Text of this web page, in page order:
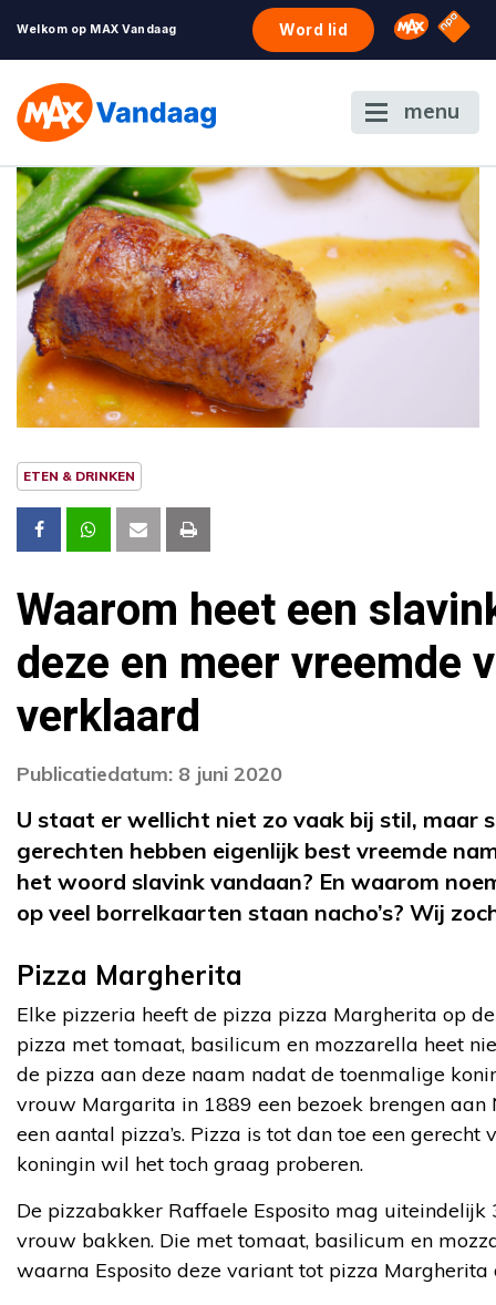
Welkom op MAX Vandaag Word lid Omroep
NPO
menu
ETEN & DRINKEN
Waarom heet een
deze en meer vreemde
verklaard
Publicatiedatum: 8 juni 2020
U staat er wellicht niet zo vaak bij stil, maar
gerechten hebben eigenlijk best vreemde
het woord slavink vandaan? En waarom
op veel borrelkaarten staan nacho’s? Wij
Pizza Margherita
Elke pizzeria heeft de pizza pizza Margherita op
pizza met tomaat, basilicum en mozzarella heet
de pizza aan deze naam nadat de toenmalige
vrouw Margarita in 1889 een bezoek brengen aan
een aantal pizza’s. Pizza is tot dan toe een
koningin wil het toch graag proberen.
De pizzabakker Raffaele Esposito mag uiteindelijk
vrouw bakken. Die met tomaat, basilicum en
waarna Esposito deze variant tot pizza Margherita